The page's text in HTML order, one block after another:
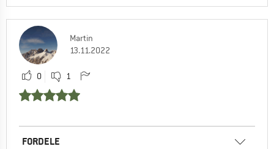
Martin
13.11.2022
0 1
FORDELE